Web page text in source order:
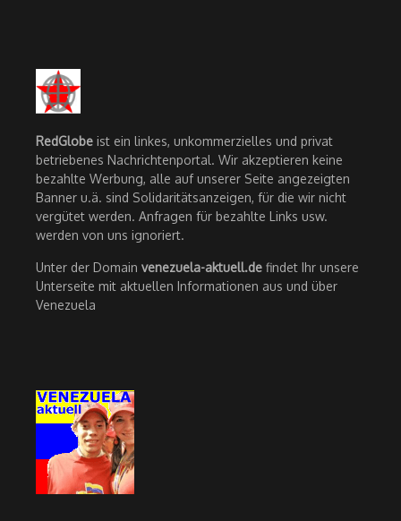
RedGlobe ist ein linkes, unkommerzielles und privat
betriebenes Nachrichtenportal. Wir akzeptieren keine
bezahlte Werbung, alle auf unserer Seite angezeigten
Banner u.ä. sind Solidaritätsanzeigen, für die wir nicht
vergütet werden. Anfragen für bezahlte Links usw.
werden von uns ignoriert.
Unter der Domain venezuela-aktuell.de findet Ihr unsere
Unterseite mit aktuellen Informationen aus und über
Venezuela